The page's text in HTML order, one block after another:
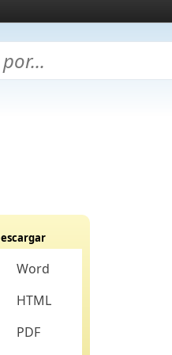
Word
HTML
PDF